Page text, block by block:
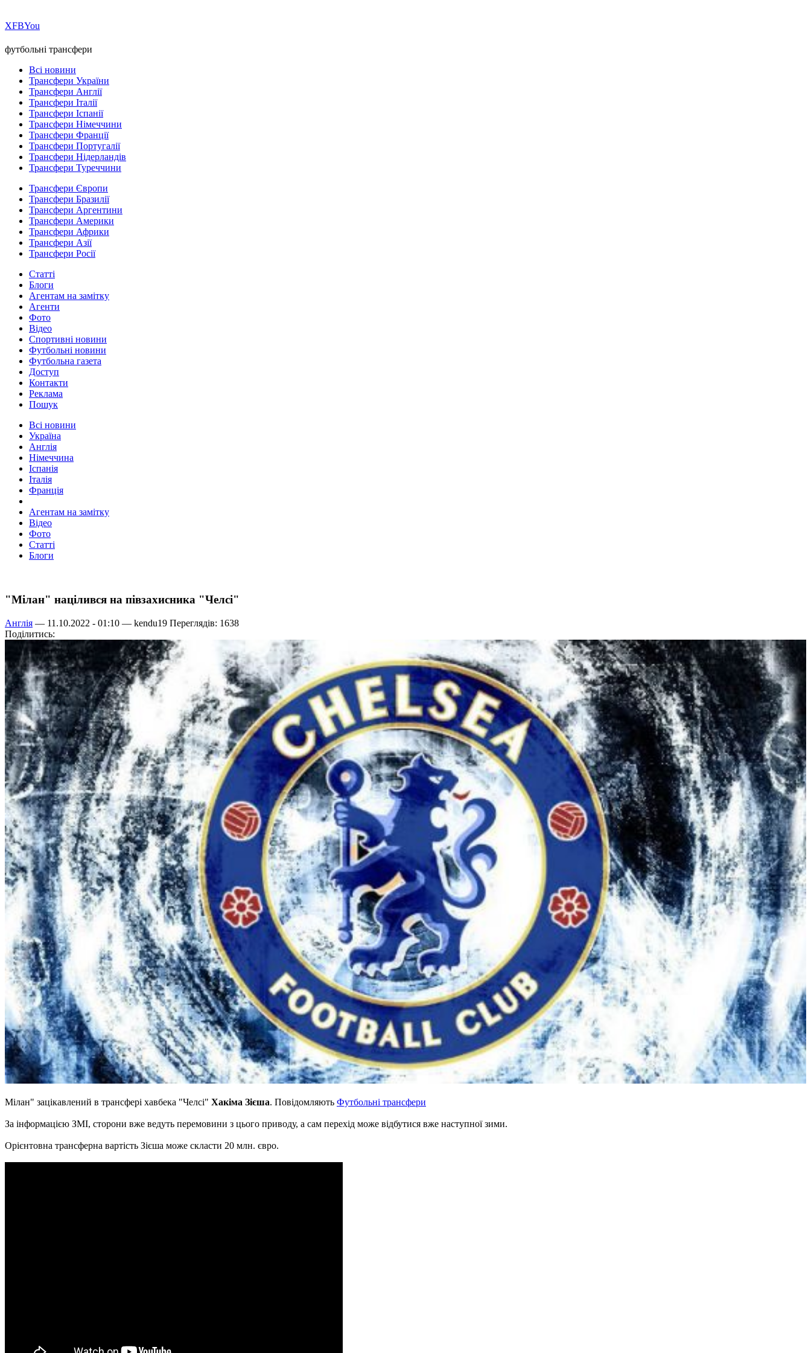
ХFBYou
футбольні трансфери
Всі новини
Трансфери України
Трансфери Англії
Трансфери Італії
Трансфери Іспанії
Трансфери Німеччини
Трансфери Франції
Трансфери Португалії
Трансфери Нідерландів
Трансфери Туреччини
Трансфери Європи
Трансфери Бразилії
Трансфери Аргентини
Трансфери Америки
Трансфери Африки
Трансфери Азії
Трансфери Росії
Статті
Блоги
Агентам на замітку
Агенти
Фото
Відео
Спортивні новини
Футбольні новини
Футбольна газета
Доступ
Контакти
Реклама
Пошук
Всі новини
Україна
Англія
Німеччина
Іспанія
Італія
Франція
Агентам на замітку
Відео
Фото
Статті
Блоги
"Мілан" націлився на півзахисника "Челсі"
Англія — 11.10.2022 - 01:10 — kendu19 Переглядів: 1638
Поділитись:
Мілан" зацікавлений в трансфері хавбека "Челсі" Хакіма Зієша. Повідомляють Футбольні трансфери
За інформацією ЗМІ, сторони вже ведуть перемовини з цього приводу, а сам перехід може відбутися вже наступної зими.
Орієнтовна трансферна вартість Зієша може скласти 20 млн. євро.